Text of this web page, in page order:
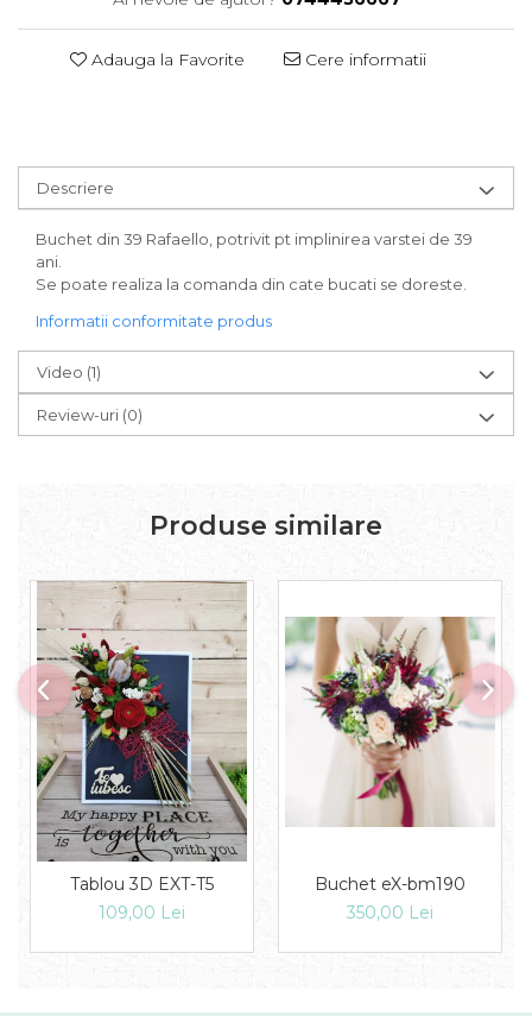
Adauga la Favorite Cere informatii
Descriere
Buchet din 39 Rafaello, potrivit pt implinirea varstei de 39
ani.
Se poate realiza la comanda din cate bucati se doreste.
Informatii conformitate produs
Video (1)
Review-uri (0)
Produse similare
Tablou 3D EXT-T5
109,00 Lei
Buchet eX-bm190
350,00 Lei